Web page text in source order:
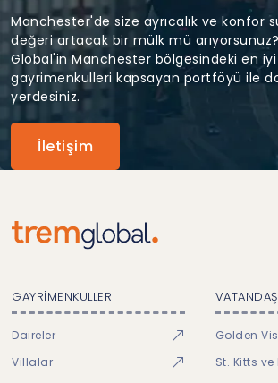
Manchester'de size ayrıcalık ve konfor
değeri artacak bir mülk mü
Global'in Manchester bölgesindeki en iyi
gayrimenkulleri kapsayan portföyü ile
yerdesiniz.
İletişim
GAYRİMENKULLER
Daireler
Villalar
Golden
St. Kitts ve